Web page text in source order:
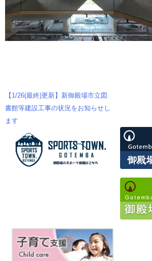
投
稿
【1/26(最終)更新】新御殿場市立図
書館等建設工事の状況をお知らせし
ます